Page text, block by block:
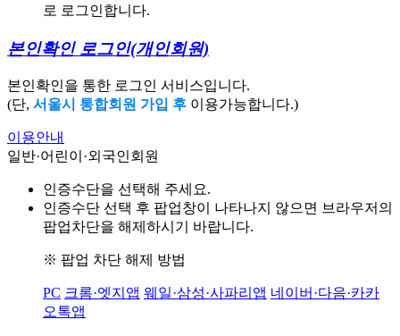
로 로그인합니다.
본인확인 로그인(개인회원)
본인확인을 통한 로그인 서비스입니다.
(단, 서울시 통합회원 가입 후 이용가능합니다.)
이용안내
일반·어린이·외국인회원
인증수단을 선택해 주세요.
인증수단 선택 후 팝업창이 나타나지 않으면 브라우저의
팝업차단을 해제하시기 바랍니다.
※ 팝업 차단 해제 방법
PC 크롬·엣지앱 웨일·삼성·사파리앱 네이버·다음·카카
오톡앱